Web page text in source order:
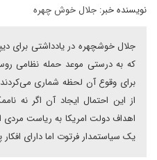
نویسنده خبر: جلال خوش چهره
جلال خوشچهره در یادداشتی برای
که به درستی موعد حمله نظامی
برای وقوع آن لحظه شماری
از این احتمال ایجاد آن اگر نه
اهداف دولت امریکا به ریاست مردی
یک سیاستمدار فرتوت اما دارای افکار